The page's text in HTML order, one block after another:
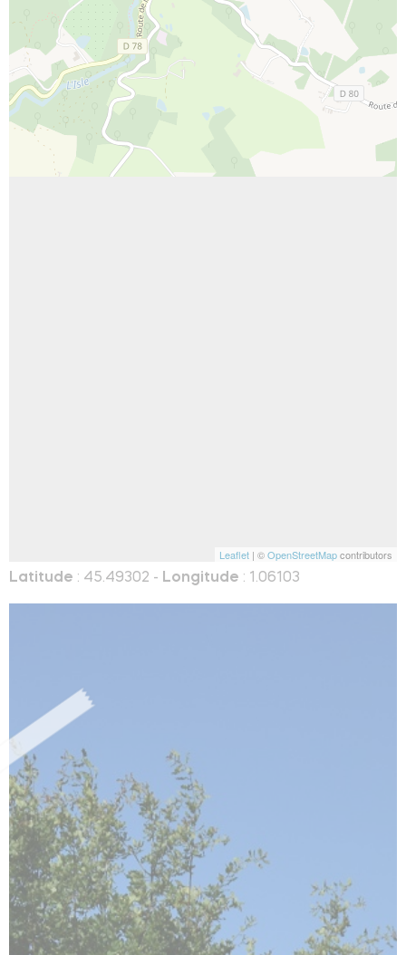
Leaflet | ©OpenStreetMapcontributors
Latitude : 45.49302 - Longitude : 1.06103